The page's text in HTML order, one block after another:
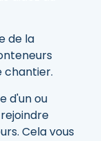
de la
chantier.
d'un ou
Cela vous